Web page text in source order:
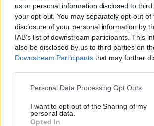
us or personal information disclosed to
your opt-out. You may separately opt-out of
disclosure of your personal information by
IAB’s list of downstream participants. This
also be disclosed by us to third parties on
Downstream Participants that may further
Personal Data Processing Opt Outs
I want to opt-out of the Sharing of my
personal data.
Opted In
δεν θέλει να βάλει την υπογραφή
ότι ασκεί μικροπολιτική
εθνικές περιστάσεις.